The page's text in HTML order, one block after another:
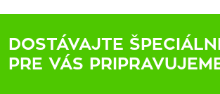
DOSTÁVAJTE
PRE VÁS